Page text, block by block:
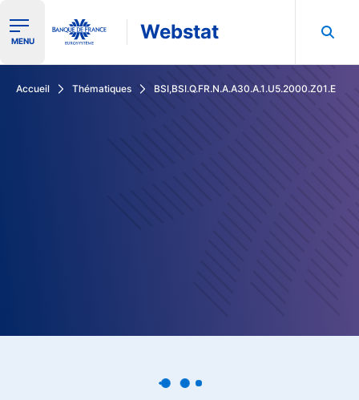
Ouvrir le menu de navigation
MENU Webstat
Accueil Thématiques BSI,BSI.Q.FR.N.A.A30.A.1.U5.2000.Z01.E